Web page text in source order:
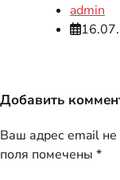
admin
Добавить
Ваш адрес email не
поля помечены *